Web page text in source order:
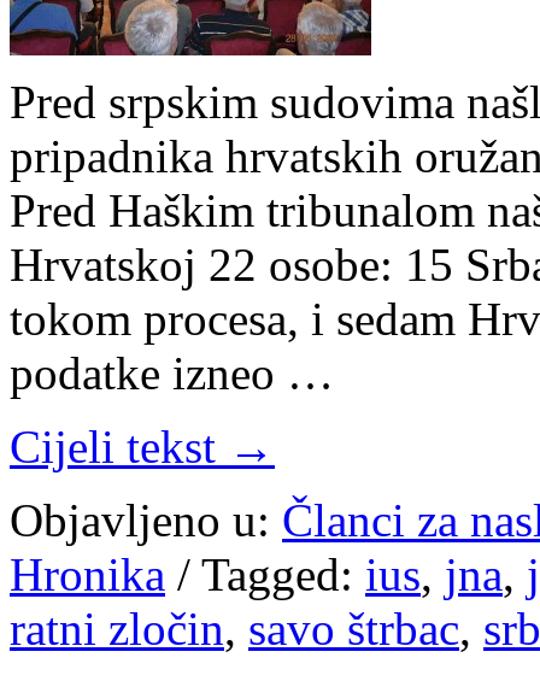
Pred srpskim sudovima
pripadnika hrvatskih
Pred Haškim tribunalom
Hrvatskoj 22 osobe: 15
tokom procesa, i sedam
podatke izneo …
Cijeli tekst →
Objavljeno u: Članci za
Hronika / Tagged: ius, jna,
ratni zločin, savo štrbac,